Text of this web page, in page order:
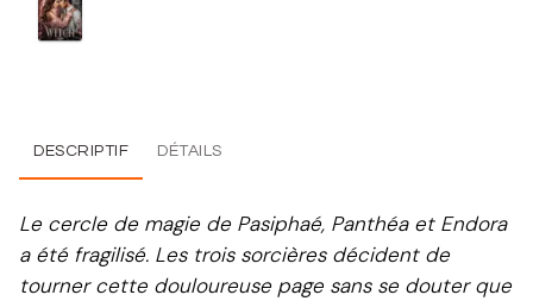
DESCRIPTIF DÉTAILS
Le cercle de magie de Pasiphaé, Panthéa et Endora
a été fragilisé. Les trois sorcières décident de
tourner cette douloureuse page sans se douter que